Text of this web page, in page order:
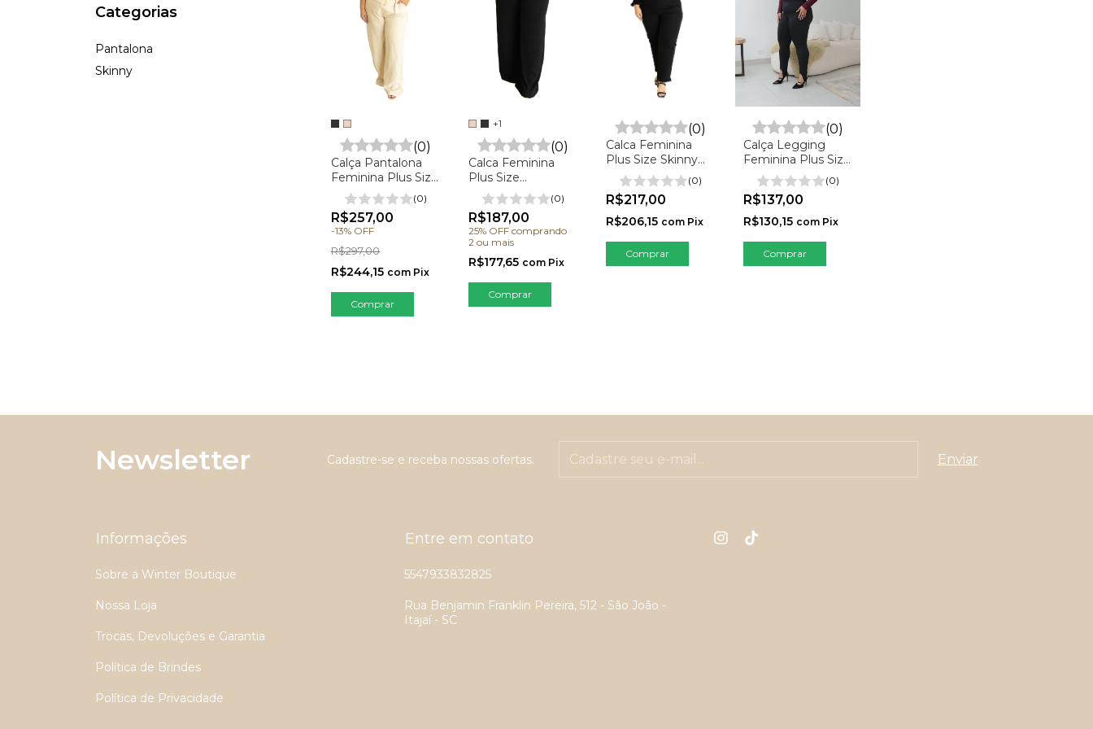
Categorias
Pantalona
Skinny
(0)
Calça Pantalona
Feminina Plus Size
- Celina
(0)
R$257,00
-13% OFF
R$297,00
R$244,15 com Pix
Comprar
+1
(0)
Calca Feminina
Plus Size
Pantalona Detalhe
Laço
(0)
R$187,00
25% OFF comprando
2 ou mais
R$177,65 com Pix
Comprar
(0)
Calca Feminina
Plus Size Skinny
Alfaiataria - Zara(0)
R$217,00
R$206,15 com Pix
Comprar
(0)
Calça Legging
Feminina Plus Size
de Pezinho
(0)
R$137,00
R$130,15 com Pix
Comprar
Newsletter Cadastre-se e receba nossas ofertas.
Informações
Sobre a Winter Boutique
Nossa Loja
Trocas, Devoluções e Garantia
Política de Brindes
Política de Privacidade
Entre em contato
5547933832825
Rua Benjamin Franklin Pereira, 512 - São João -
Itajaí - SC